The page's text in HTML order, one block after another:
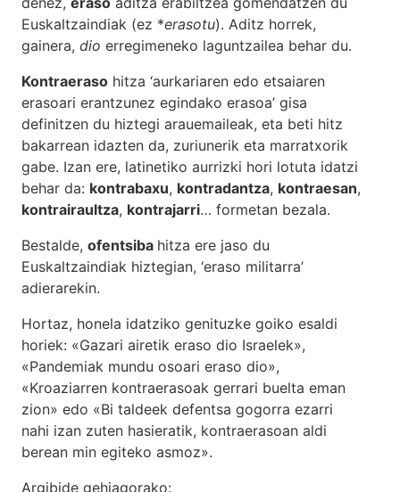
Euskaltzaindiak (ez *erasotu). Aditz horrek,
gainera, dio erregimeneko laguntzailea behar du.
Kontraeraso hitza ‘aurkariaren edo etsaiaren
erasoari erantzunez egindako erasoa’ gisa
definitzen du hiztegi arauemaileak, eta beti hitz
bakarrean idazten da, zuriunerik eta marratxorik
gabe. Izan ere, latinetiko aurrizki hori lotuta idatzi
behar da: kontrabaxu, kontradantza, kontraesan,
kontrairaultza, kontrajarri… formetan bezala.
Bestalde, ofentsiba hitza ere jaso du
Euskaltzaindiak hiztegian, ‘eraso militarra’
adierarekin.
Hortaz, honela idatziko genituzke goiko esaldi
horiek: «Gazari airetik eraso dio Israelek»,
«Pandemiak mundu osoari eraso dio»,
«Kroaziarren kontraerasoak gerrari buelta eman
zion» edo «Bi taldeek defentsa gogorra ezarri
nahi izan zuten hasieratik, kontraerasoan aldi
berean min egiteko asmoz».
Argibide gehiagorako: